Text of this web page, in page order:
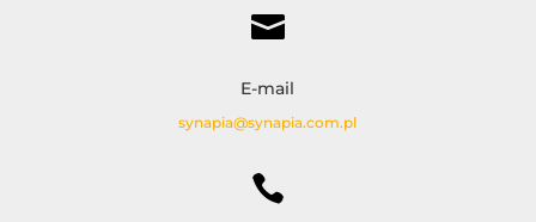

E-mail
synapia@synapia.com.pl
